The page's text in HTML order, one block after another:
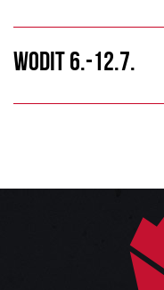
WODIT 6.-12.7.